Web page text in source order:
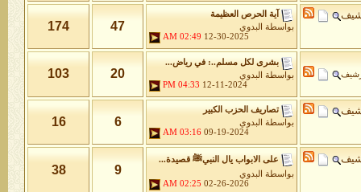
آية الحرص العظيمة
بواسطة
البدوي
12-30-2025
02:49 AM
47
174
بشرى لكل مسلم..: في رياض...
بواسطة
البدوي
12-11-2024
04:33 PM
20
103
تصاريف الحزب الكبير
بواسطة
البدوي
09-19-2024
03:16 AM
6
16
على الابواب يال النبيﷺ قصيدة...
بواسطة
البدوي
02-26-2026
02:25 AM
9
38